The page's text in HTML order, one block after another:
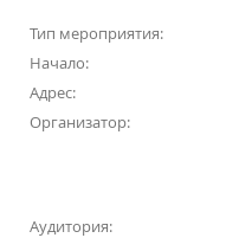
Тип мероприятия:
Начало:
Адрес:
Организатор:
Аудитория: